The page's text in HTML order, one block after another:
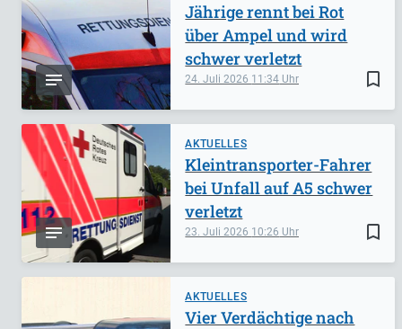
bookmark_border
24. Juli 2026 11:34
Jährige rennt bei Rot
über Ampel und wird
schwer verletzt
AKTUELLES
bookmark_border
23. Juli 2026 10:26
Kleintransporter-Fahrer
bei Unfall auf A5 schwer
verletzt
AKTUELLES
Vier Verdächtige nach